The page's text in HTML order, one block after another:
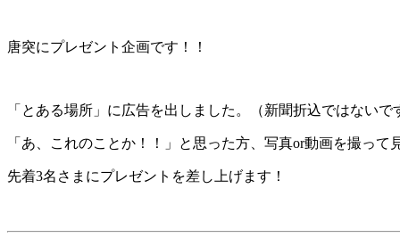
唐突にプレゼント企画です！！
「とある場所」に広告を出しました。（新聞折込ではないで
「あ、これのことか！！」と思った方、写真or動画を撮って
先着3名さまにプレゼントを差し上げます！